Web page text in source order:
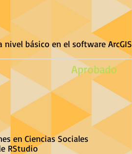
básico en el software ArcGIS
Aprobado
en Ciencias Sociales
RStudio